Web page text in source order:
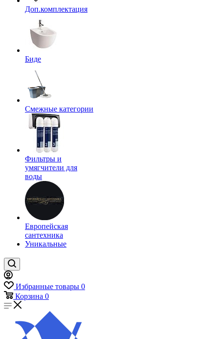
Доп.комплектация
Биде
Смежные категории
Фильтры и
умягчители для
воды
Европейская
сантехника
Уникальные
Избранные товары 0
Корзина 0